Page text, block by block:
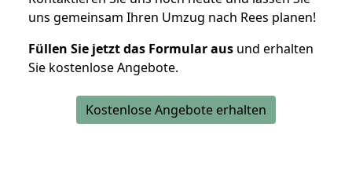
uns gemeinsam Ihren Umzug nach Rees planen!
Füllen Sie jetzt das Formular aus und erhalten
Sie kostenlose Angebote.
Kostenlose Angebote erhalten